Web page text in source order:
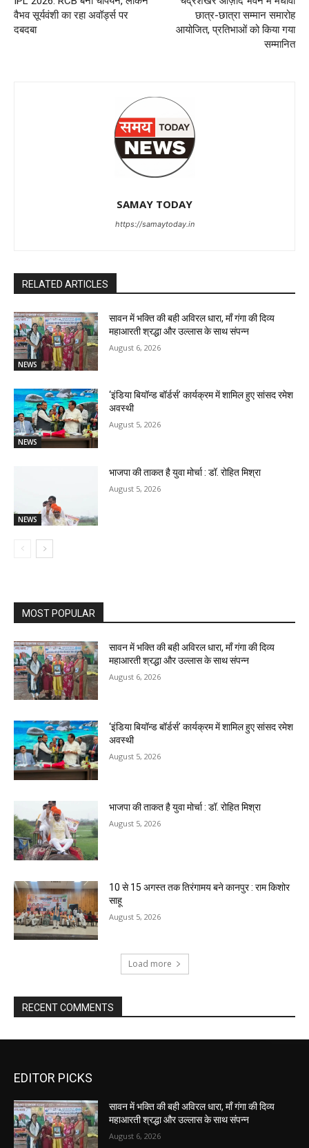
वैभव सूर्यवंशी का रहा अवॉर्ड्स पर
दबदबा
छात्र-छात्रा सम्मान समारोह
आयोजित, प्रतिभाओं को किया गया
सम्मानित
SAMAY TODAY
https://samaytoday.in
RELATED ARTICLES
NEWS
सावन में भक्ति की बही अविरल धारा, माँ गंगा की दिव्य
महाआरती श्रद्धा और उल्लास के साथ संपन्न
August 6, 2026
NEWS
‘इंडिया बियॉन्ड बॉर्डर्स’ कार्यक्रम में शामिल हुए सांसद रमेश
अवस्थी
August 5, 2026
NEWS
भाजपा की ताकत है युवा मोर्चा : डॉ. रोहित मिश्रा
August 5, 2026
MOST POPULAR
सावन में भक्ति की बही अविरल धारा, माँ गंगा की दिव्य
महाआरती श्रद्धा और उल्लास के साथ संपन्न
August 6, 2026
‘इंडिया बियॉन्ड बॉर्डर्स’ कार्यक्रम में शामिल हुए सांसद रमेश
अवस्थी
August 5, 2026
भाजपा की ताकत है युवा मोर्चा : डॉ. रोहित मिश्रा
August 5, 2026
10 से 15 अगस्त तक तिरंगामय बने कानपुर : राम किशोर
साहू
August 5, 2026
Load more
RECENT COMMENTS
EDITOR PICKS
सावन में भक्ति की बही अविरल धारा, माँ गंगा की दिव्य
महाआरती श्रद्धा और उल्लास के साथ संपन्न
August 6, 2026